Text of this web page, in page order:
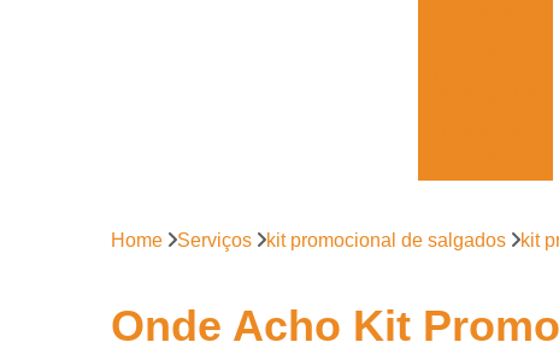
Salgados
Home Serviços kit promocional de salgados kit
Onde Acho Kit